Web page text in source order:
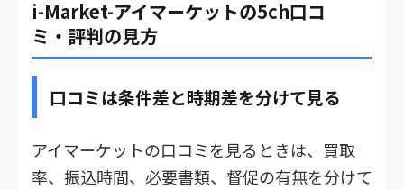
i-Market-アイマーケットの5ch口コ
ミ・評判の見方
口コミは条件差と時期差を分けて見る
アイマーケットの口コミを見るときは、買取
率、振込時間、必要書類、督促の有無を分けて